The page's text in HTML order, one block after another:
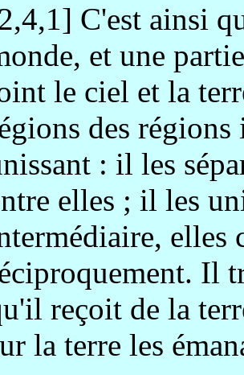
C'est ainsi
et une
le ciel et la
des
: il les
elles ; il les
elles
Il
reçoit de la
la terre les